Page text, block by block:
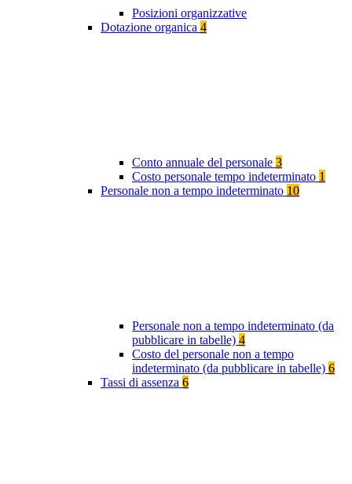
Posizioni organizzative
Dotazione organica 4
Conto annuale del personale 3
Costo personale tempo indeterminato 1
Personale non a tempo indeterminato 10
Personale non a tempo indeterminato (da
pubblicare in tabelle) 4
Costo del personale non a tempo
indeterminato (da pubblicare in tabelle) 6
Tassi di assenza 6